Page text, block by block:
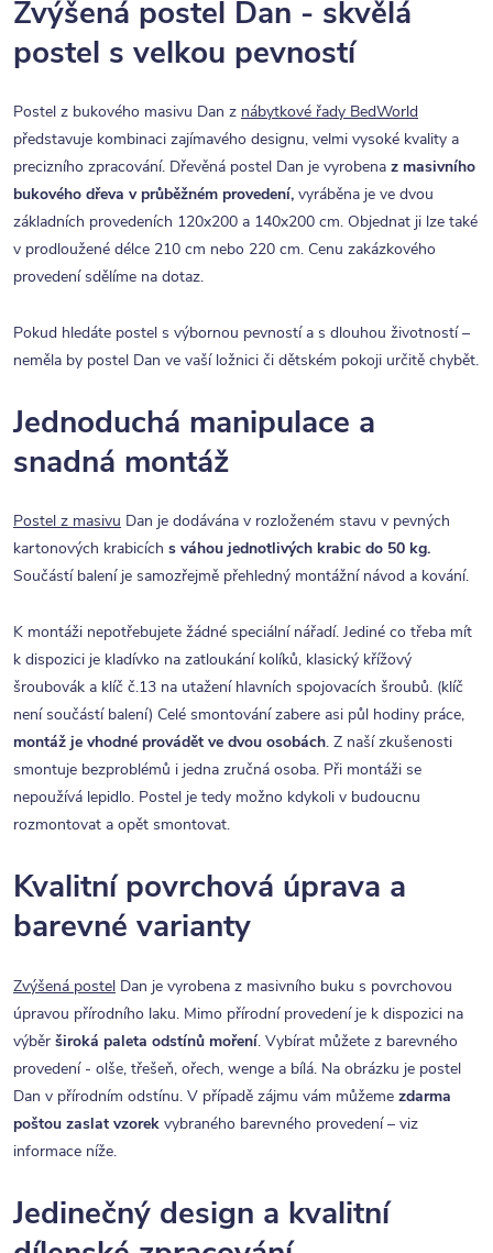
Zvýšená postel Dan - skvělá
postel s velkou pevností
Postel z bukového masivu Dan z nábytkové řady BedWorld
představuje kombinaci zajímavého designu, velmi vysoké kvality a
precizního zpracování. Dřevěná postel Dan je vyrobena z masivního
bukového dřeva v průběžném provedení, vyráběna je ve dvou
základních provedeních 120x200 a 140x200 cm. Objednat ji lze také
v prodloužené délce 210 cm nebo 220 cm. Cenu zakázkového
provedení sdělíme na dotaz.
Pokud hledáte postel s výbornou pevností a s dlouhou životností –
neměla by postel Dan ve vaší ložnici či dětském pokoji určitě chybět.
Jednoduchá manipulace a
snadná montáž
Postel z masivu Dan je dodávána v rozloženém stavu v pevných
kartonových krabicích s váhou jednotlivých krabic do 50 kg.
Součástí balení je samozřejmě přehledný montážní návod a kování.
K montáži nepotřebujete žádné speciální nářadí. Jediné co třeba mít
k dispozici je kladívko na zatloukání kolíků, klasický křížový
šroubovák a klíč č.13 na utažení hlavních spojovacích šroubů. (klíč
není součástí balení) Celé smontování zabere asi půl hodiny práce,
montáž je vhodné provádět ve dvou osobách. Z naší zkušenosti
smontuje bezproblémů i jedna zručná osoba. Při montáži se
nepoužívá lepidlo. Postel je tedy možno kdykoli v budoucnu
rozmontovat a opět smontovat.
Kvalitní povrchová úprava a
barevné varianty
Zvýšená postel Dan je vyrobena z masivního buku s povrchovou
úpravou přírodního laku. Mimo přírodní provedení je k dispozici na
výběr široká paleta odstínů moření. Vybírat můžete z barevného
provedení - olše, třešeň, ořech, wenge a bílá. Na obrázku je postel
Dan v přírodním odstínu. V případě zájmu vám můžeme zdarma
poštou zaslat vzorek vybraného barevného provedení – viz
informace níže.
Jedinečný design a kvalitní